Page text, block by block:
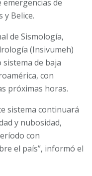
de
y Belice.
de Sismología,
(Insivumeh)
de baja
con
próximas horas.
sistema continuará
y nubosidad,
con
el país”, informó el